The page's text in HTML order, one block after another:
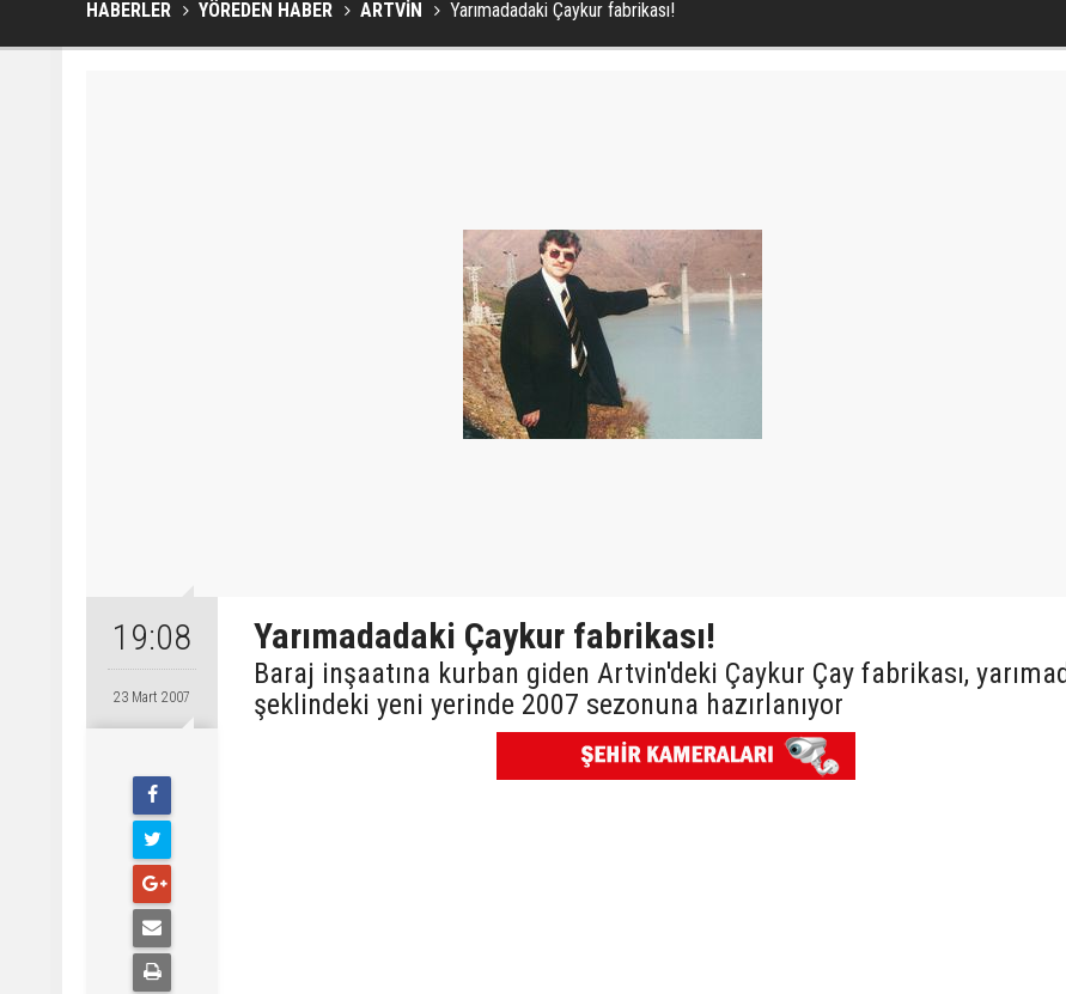
HABERLER YÖREDEN HABER ARTVİN Yarımadadaki Çaykur fabrikası!
19:08
23 Mart 2007
Yarımadadaki Çaykur fabrikası!
Baraj inşaatına kurban giden Artvin'deki Çaykur Çay fabrikası,
şeklindeki yeni yerinde 2007 sezonuna hazırlanıyor